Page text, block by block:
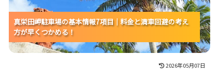
真栄田岬駐車場の基本情報7項目｜料金と満車回避の考え
方が早くつかめる！
真栄田岬駐車場の基本情報7項目｜料金と満車回避の考え
方が早くつかめる！
真栄田岬駐車場の基本情報7項目｜料金と満車回避の考え
方が早くつかめる！
2026年05月07日